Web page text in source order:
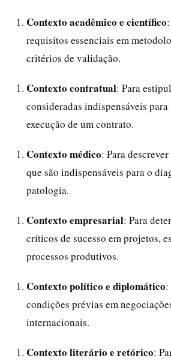
Contexto acadêmico e científico
requisitos essenciais em
critérios de validação.
Contexto contratual: Para
consideradas indispensáveis
execução de um contrato.
Contexto médico: Para
que são indispensáveis para o
patologia.
Contexto empresarial: Para
críticos de sucesso em projetos,
processos produtivos.
Contexto político e diplomático:
condições prévias em
internacionais.
Contexto literário e retórico: